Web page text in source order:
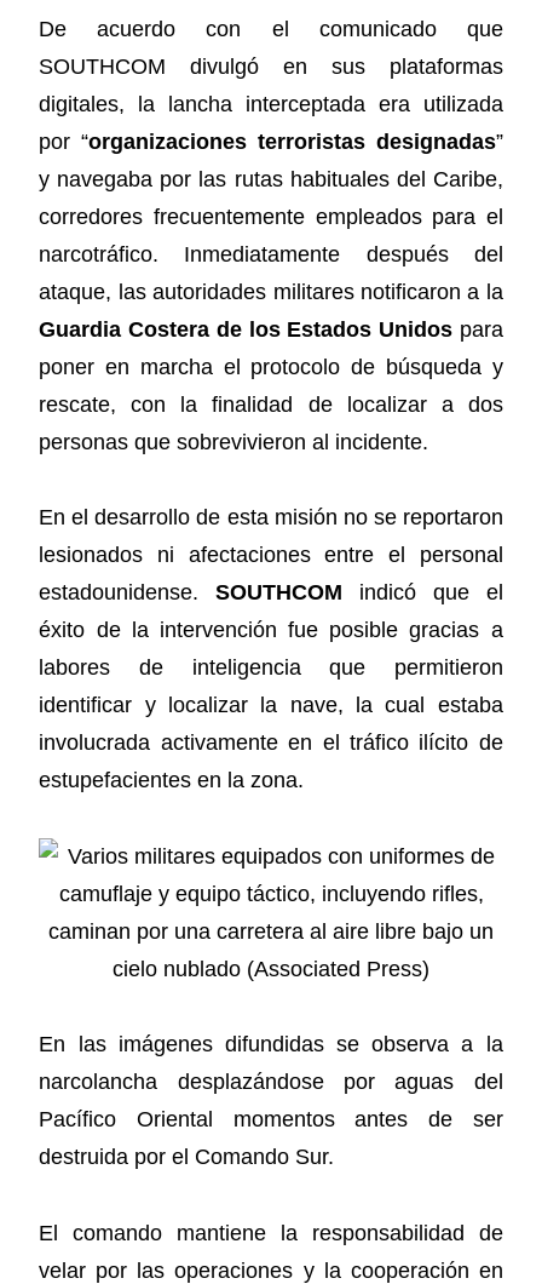
De acuerdo con el comunicado que
SOUTHCOM divulgó en sus plataformas
digitales, la lancha interceptada era utilizada
por “organizaciones terroristas designadas”
y navegaba por las rutas habituales del Caribe,
corredores frecuentemente empleados para el
narcotráfico. Inmediatamente después del
ataque, las autoridades militares notificaron a la
Guardia Costera de los Estados Unidospara
poner en marcha el protocolo de búsqueda y
rescate, con la finalidad de localizar a dos
personas que sobrevivieron al incidente.
En el desarrollo de esta misión no se reportaron
lesionados ni afectaciones entre el personal
estadounidense.SOUTHCOM indicó que el
éxito de la intervención fue posible gracias a
labores de inteligencia que permitieron
identificar y localizar la nave, la cual estaba
involucrada activamente en el tráfico ilícito de
estupefacientes en la zona.
En las imágenes difundidas se observa a la
narcolancha desplazándose por aguas del
Pacífico Oriental momentos antes de ser
destruida por el Comando Sur.
El comando mantiene la responsabilidad de
velar por las operaciones y la cooperación en